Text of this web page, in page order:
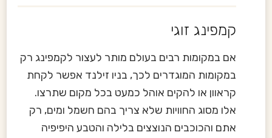
קמפינג זוגי
אם במקומות רבים בעולם מותר לעצור לקמפינג רק
במקומות המוגדרים לכך, בניו זילנד אפשר לקחת
קראוון או להקים אוהל כמעט בכל מקום שתרצו.
אלו מסוג החוויות שלא צריך בהם חשמל ומים, רק
אתם והכוכבים הנוצצים בלילה והטבע היפיפיה